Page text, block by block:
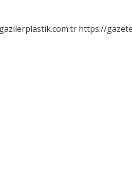
https://